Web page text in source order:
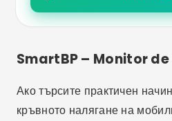
SmartBP – Monitor
Ако търсите практичен
кръвното налягане на